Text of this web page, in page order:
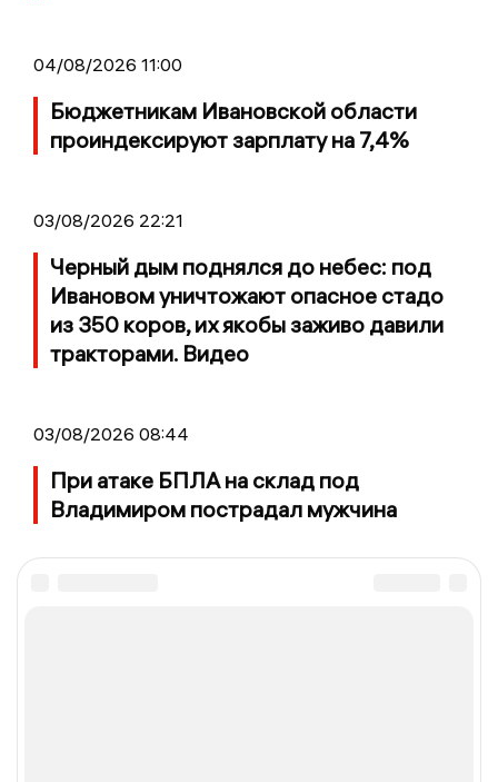
04/08/2026 11:00
Бюджетникам Ивановской области
проиндексируют зарплату на 7,4%
03/08/2026 22:21
Черный дым поднялся до небес: под
Ивановом уничтожают опасное стадо
из 350 коров, их якобы заживо давили
тракторами. Видео
03/08/2026 08:44
При атаке БПЛА на склад под
Владимиром пострадал мужчина